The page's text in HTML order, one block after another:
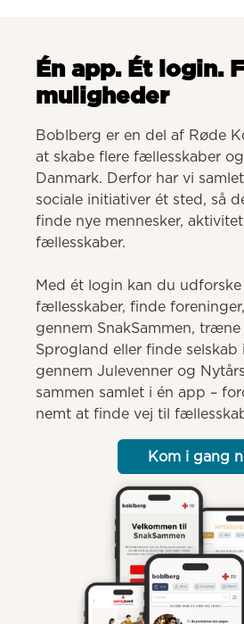
Én app. Ét login.
muligheder
Boblberg er en del af Røde
at skabe flere fællesskaber
Danmark. Derfor har vi
sociale initiativer ét sted, så
finde nye mennesker,
fællesskaber.
Med ét login kan du udforske
fællesskaber, finde
gennem SnakSammen, træne
Sprogland eller finde selskab
gennem Julevenner og
sammen samlet i én app –
nemt at finde vej til
Kom i gang